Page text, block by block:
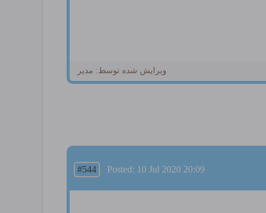
#544 Posted: 10 Jul 2020 20:09